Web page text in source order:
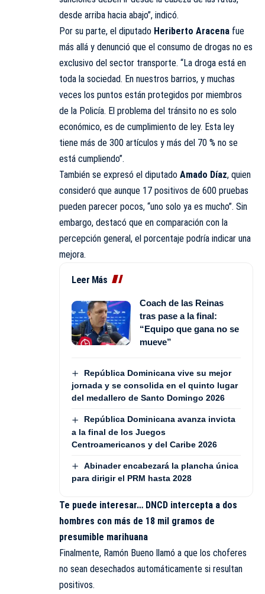
desde arriba hacia abajo”, indicó.
Por su parte, el diputado Heriberto Aracena fue
más allá y denunció que el consumo de drogas no es
exclusivo del sector transporte. “La droga está en
toda la sociedad. En nuestros barrios, y muchas
veces los puntos están protegidos por miembros
de la Policía. El problema del tránsito no es solo
económico, es de cumplimiento de ley. Esta ley
tiene más de 300 artículos y más del 70 % no se
está cumpliendo”.
También se expresó el diputado Amado Díaz, quien
consideró que aunque 17 positivos de 600 pruebas
pueden parecer pocos, “uno solo ya es mucho”. Sin
embargo, destacó que en comparación con la
percepción general, el porcentaje podría indicar una
mejora.
Leer Más
Coach de las Reinas
tras pase a la final:
“Equipo que gana no se
mueve”
República Dominicana vive su mejor
jornada y se consolida en el quinto lugar
del medallero de Santo Domingo 2026
República Dominicana avanza invicta
a la final de los Juegos
Centroamericanos y del Caribe 2026
Abinader encabezará la plancha única
para dirigir el PRM hasta 2028
Te puede interesar… DNCD intercepta a dos
hombres con más de 18 mil gramos de
presumible marihuana
Finalmente, Ramón Bueno llamó a que los choferes
no sean desechados automáticamente si resultan
positivos.